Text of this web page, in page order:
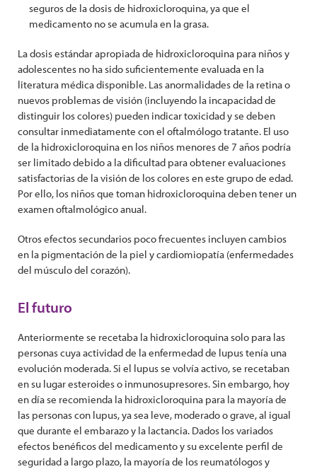
seguros de la dosis de hidroxicloroquina, ya que el
medicamento no se acumula en la grasa.
La dosis estándar apropiada de hidroxicloroquina para niños y
adolescentes no ha sido suficientemente evaluada en la
literatura médica disponible. Las anormalidades de la retina o
nuevos problemas de visión (incluyendo la incapacidad de
distinguir los colores) pueden indicar toxicidad y se deben
consultar inmediatamente con el oftalmólogo tratante. El uso
de la hidroxicloroquina en los niños menores de 7 años podría
ser limitado debido a la dificultad para obtener evaluaciones
satisfactorias de la visión de los colores en este grupo de edad.
Por ello, los niños que toman hidroxicloroquina deben tener un
examen oftalmológico anual.
Otros efectos secundarios poco frecuentes incluyen cambios
en la pigmentación de la piel y cardiomiopatía (enfermedades
del músculo del corazón).
El futuro
Anteriormente se recetaba la hidroxicloroquina solo para las
personas cuya actividad de la enfermedad de lupus tenía una
evolución moderada. Si el lupus se volvía activo, se recetaban
en su lugar esteroides o inmunosupresores. Sin embargo, hoy
en día se recomienda la hidroxicloroquina para la mayoría de
las personas con lupus, ya sea leve, moderado o grave, al igual
que durante el embarazo y la lactancia. Dados los variados
efectos benéficos del medicamento y su excelente perfil de
seguridad a largo plazo, la mayoría de los reumatólogos y